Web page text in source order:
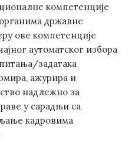
компетенције
државне
ове компетенције
аутоматског избора
задатака
ажурира и
надлежно за
у сарадњи са
кадровима